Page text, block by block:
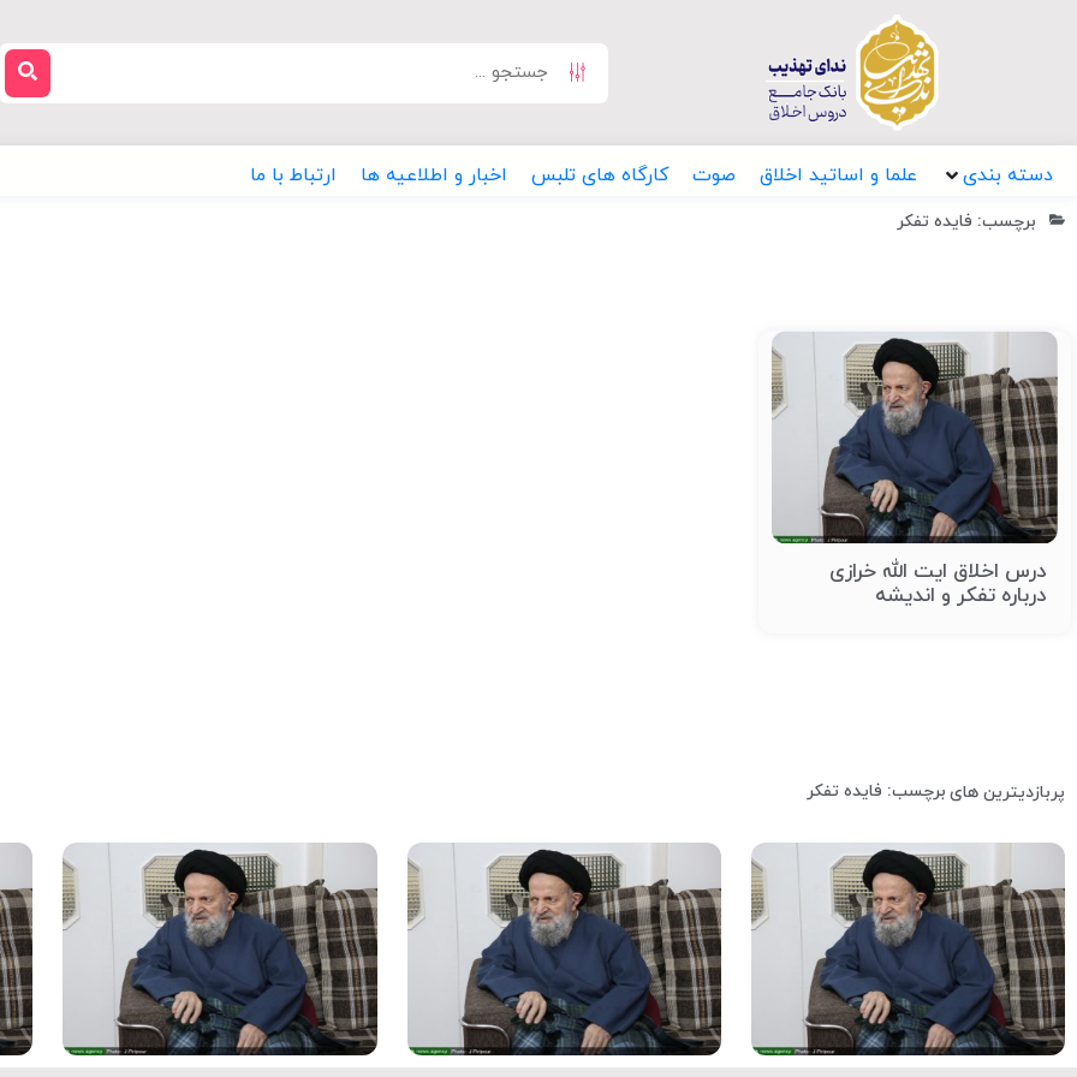
دسته بندی علما و اساتید اخلاق صوت کارگاه های تلبس اخبار و اطلاعیه ها ارتباط با ما
برچسب: فایده تفکر
درس اخلاق ایت الله خرازی
درباره تفکر و اندیشه
پربازدیترین های برچسب: فایده تفکر
فیلم کامل فیلم کامل فیلم کامل